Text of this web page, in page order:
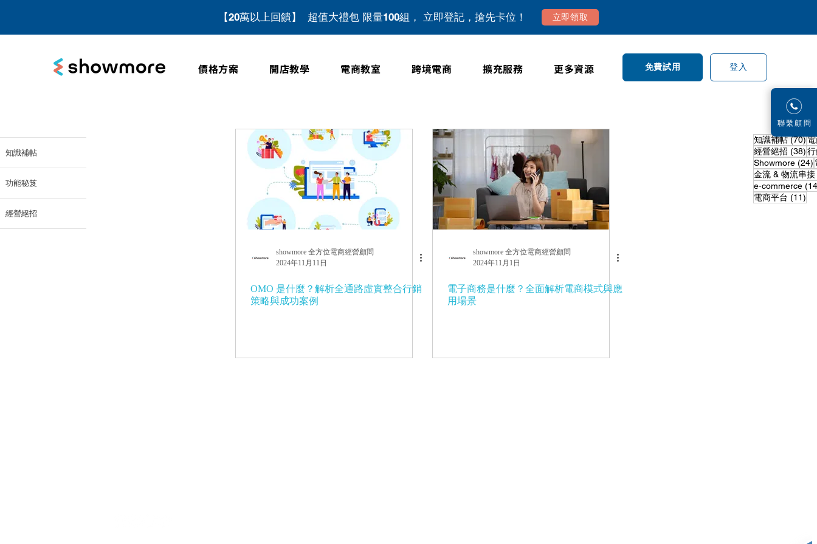
​聯繫顧問
【20萬以上回饋】 超值大禮包 限量100組， 立即登記，搶先卡位！ 立即領取
價格方案 開店教學 電商教室 跨境電商 擴充服務 更多資源 免費試用 登入
知識補帖
功能秘笈
經營絕招
showmore 全方位電商經營顧問
2024年11月11日
OMO 是什麼？解析全通路虛實整合行銷
策略與成功案例
showmore 全方位電商經營顧問
2024年11月1日
電子商務是什麼？全面解析電商模式與應
用場景
知識補帖 (70)70
經營絕招 (38)
Showmore (24)
金流 & 物流串接
e-commerce
電商平台 (11)